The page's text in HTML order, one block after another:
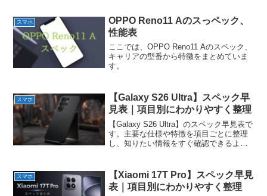
スマホ
OPPO Reno11 Aのスっペック、
性能表
ここでは、OPPO Reno11 Aのスペック、
キャリアの型番から特徴をまとめていま
す。
スマホ
【Galaxy S26 Ultra】スペック早
見表｜項目別にわかりやすく整理
【Galaxy S26 Ultra】のスペック早見表で
す。主要な仕様や特徴を項目ごとに整理
し、知りたい情報をすぐ確認できるよう
スマホ
【Xiaomi 17T Pro】スペック早見
表｜項目別にわかりやすく整理